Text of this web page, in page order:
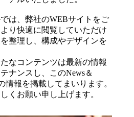
は、弊社のWEBサイトをご
り快適に閲覧していただけ
整理し、構成やデザインを
なコンテンツは最新の情報
ナンスし、このNews＆
情報を掲載してまいります。
くお願い申し上げます。